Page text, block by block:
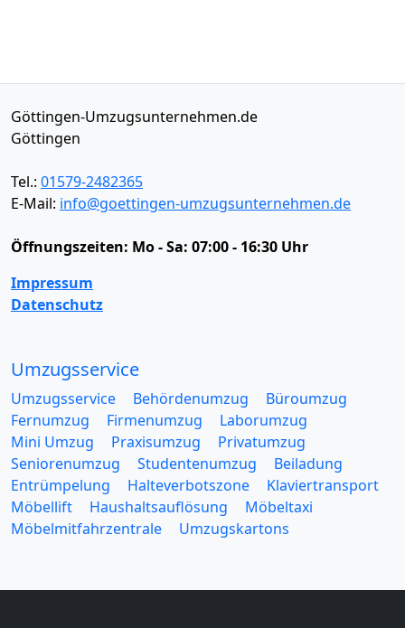
Göttingen-Umzugsunternehmen.de
Göttingen
Tel.: 01579-2482365
E-Mail: info@goettingen-umzugsunternehmen.de
Öffnungszeiten: Mo - Sa: 07:00 - 16:30 Uhr
Impressum
Datenschutz
Umzugsservice
Umzugsservice Behördenumzug
Büroumzug
Fernumzug
Firmenumzug
Laborumzug
Mini Umzug
Praxisumzug
Privatumzug
Seniorenumzug
Studentenumzug
Beiladung
Entrümpelung
Halteverbotszone
Klaviertransport
Möbellift
Haushaltsauflösung
Möbeltaxi
Möbelmitfahrzentrale
Umzugskartons